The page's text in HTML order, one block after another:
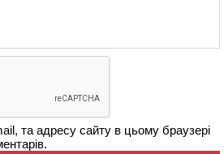
та адресу сайту в цьому браузері